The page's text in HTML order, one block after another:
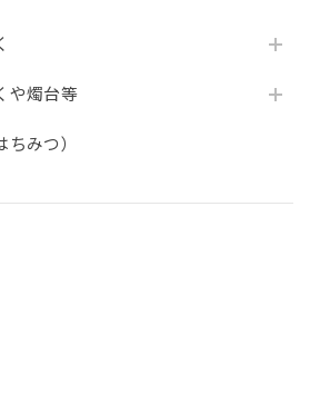
や燭台等
みつ）